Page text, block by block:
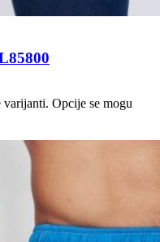
Opcije se mogu